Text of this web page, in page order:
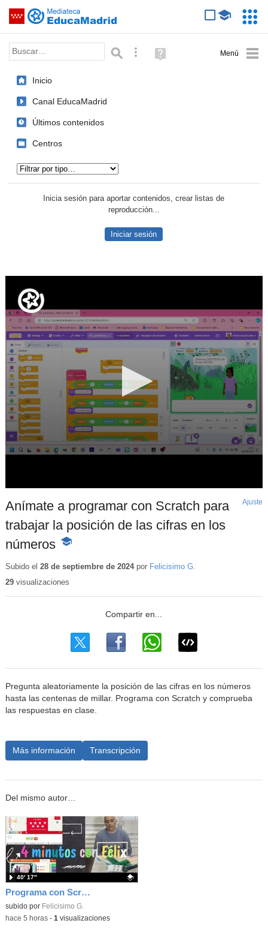
Saltar navegación
Palabra o frase: Búsqueda avanzada
Ayuda
(en
Inicio
Canal EducaMadrid
Últimos contenidos
Centros
Inicia sesión para aportar contenidos, crear listas de
reproducción...
Iniciar sesión
Anímate a programar con Scratch para
trabajar la posición de las cifras en los
números -
educativo
Ajuste
Subido el 28 de septiembre de 2024por Felicisimo G.
29visualizaciones
Pregunta aleatoriamente la posición de las cifras en los números
hasta las centenas de millar. Programa con Scratch y comprueba
las respuestas en clase.
Más información Transcripción
Del mismo autor…
Programa con Scratch, 8 diferentes juegos para vivir la emoción de los partidos de España en el mundial 2026
Contenido educativo.
subido por Felicisimo G.
40′ 17″
-hace 5 horas- 1 visualizaciones